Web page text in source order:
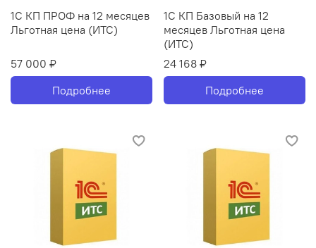
1С КП ПРОФ на 12 месяцев
Льготная цена (ИТС)
57 000 ₽
Подробнее
1С КП Базовый на 12
месяцев Льготная цена
(ИТС)
24 168 ₽
Подробнее